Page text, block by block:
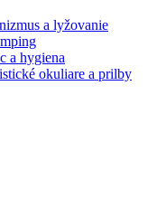
a lyžovanie
a hygiena
okuliare a prilby